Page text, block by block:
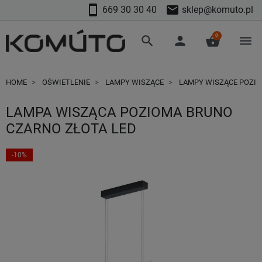
smartphone 669 30 30 40 mail sklep@komuto.pl
search person shopping_basket
0 menu
HOME OŚWIETLENIE LAMPY WISZĄCE LAMPY WISZĄCE
LAMPA WISZĄCA POZIOMA BRUNO
CZARNO ZŁOTA LED
-10%